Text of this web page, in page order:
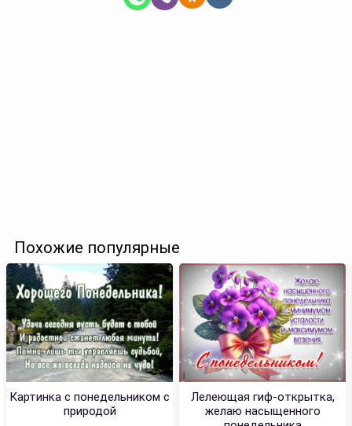
Похожие популярные
Картинка с понедельником с
природой
Лелеющая гиф-открытка,
желаю насыщенного